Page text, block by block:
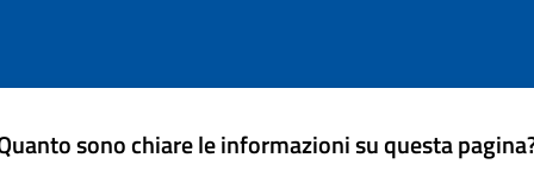
sono chiare le informazioni su questa